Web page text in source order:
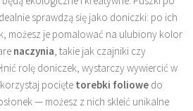
sprawdzą się jako doniczki: po ich
możesz je pomalować na ulubiony kolor
naczynia, takie jak czajniki czy
rolę doniczek, wystarczy wywiercić w
pocięte torebki foliowe do
— możesz z nich skleić unikalne